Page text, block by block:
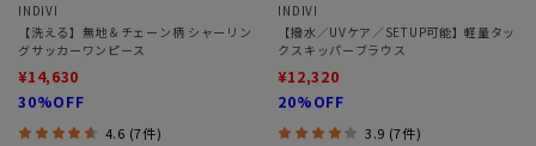
INDIVI
【洗える】無地＆チェーン柄 シャーリン
グサッカーワンピース
¥14,630
30%OFF
4.6 (7件)
INDIVI
【撥水／UVケア／SETUP可能】軽量タッ
クスキッパーブラウス
¥12,320
20%OFF
3.9 (7件)